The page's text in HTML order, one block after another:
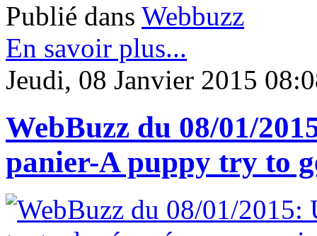
Publié dans Webbuzz
En savoir plus...
Jeudi, 08 Janvier 2015
WebBuzz du 08/01/
panier-A puppy try to